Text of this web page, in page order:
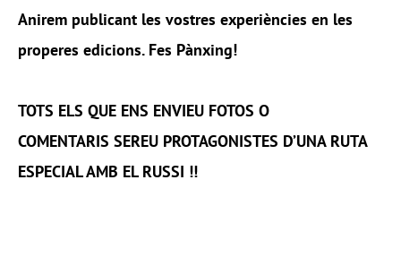
Anirem publicant les vostres experiències en les
properes edicions. Fes Pànxing!
TOTS ELS QUE ENS ENVIEU FOTOS O
COMENTARIS SEREU PROTAGONISTES D’UNA RUTA
ESPECIAL AMB EL RUSSI !!